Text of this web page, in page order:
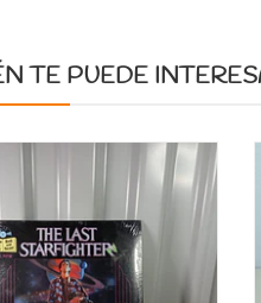
TE PUEDE